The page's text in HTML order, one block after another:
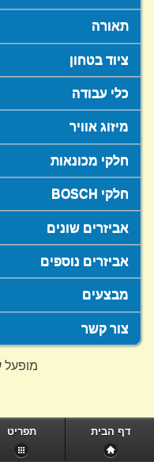
תאורה
ציוד בטחון
כלי עבודה
מיזוג אוויר
חלקי מכונאות
חלקי BOSCH
אביזרים שונים
אביזרים נוספים
מבצעים
צור קשר
מופעל
תפריט דף הבית